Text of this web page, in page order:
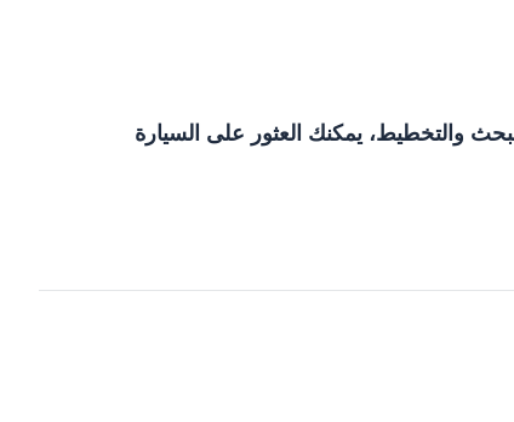
والتخطيط، يمكنك العثور على السيارة